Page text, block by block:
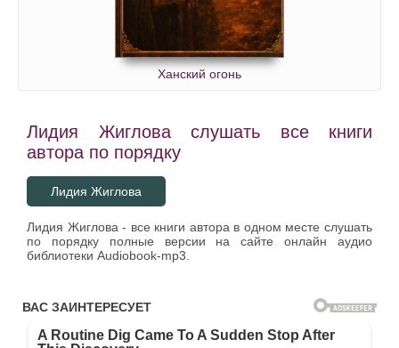
Ханский огонь
Лидия Жиглова слушать все книги
автора по порядку
Лидия Жиглова
Лидия Жиглова - все книги автора в одном месте слушать
по порядку полные версии на сайте онлайн аудио
библиотеки Audiobook-mp3.